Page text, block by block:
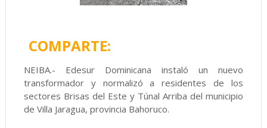
COMPARTE:
NEIBA.- Edesur Dominicana instaló un nuevo
transformador y normalizó a residentes de los
sectores Brisas del Este y Túnal Arriba del municipio
de Villa Jaragua, provincia Bahoruco.